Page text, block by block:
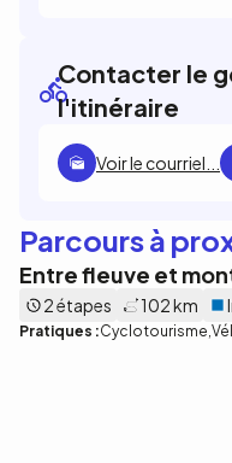
Contacter le
l'itinéraire
Voir le courriel...
Parcours à
Entre fleuve et
2 étapes 102 km
Pratiques :Cyclotourisme